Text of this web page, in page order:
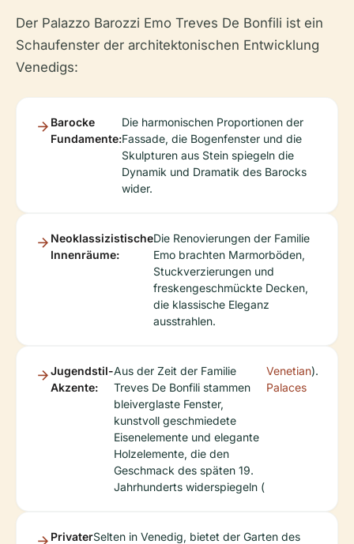
Der Palazzo Barozzi Emo Treves De Bonfili ist ein
Schaufenster der architektonischen Entwicklung
Venedigs:
Barocke
Fundamente:
Die harmonischen Proportionen der
Fassade, die Bogenfenster und die
Skulpturen aus Stein spiegeln die
Dynamik und Dramatik des Barocks
wider.
Neoklassizistische
Innenräume:
Die Renovierungen der Familie
Emo brachten Marmorböden,
Stuckverzierungen und
freskengeschmückte Decken,
die klassische Eleganz
ausstrahlen.
Jugendstil-
Akzente:
Aus der Zeit der Familie
Treves De Bonfili stammen
bleiverglaste Fenster,
kunstvoll geschmiedete
Eisenelemente und elegante
Holzelemente, die den
Geschmack des späten 19.
Jahrhunderts widerspiegeln (
Venetian
Palaces
).
PrivaterSelten in Venedig, bietet der Garten des